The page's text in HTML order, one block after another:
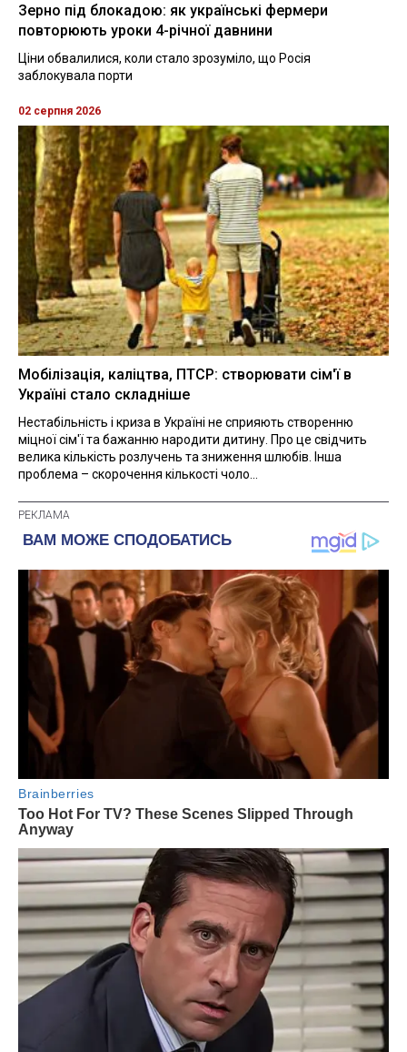
Зерно під блокадою: як українські фермери
повторюють уроки 4-річної давнини
Ціни обвалилися, коли стало зрозуміло, що Росія
заблокувала порти
02 серпня 2026
Мобілізація, каліцтва, ПТСР: створювати сім'ї в
Україні стало складніше
Нестабільність і криза в Україні не сприяють створенню
міцної сім'ї та бажанню народити дитину. Про це свідчить
велика кількість розлучень та зниження шлюбів. Інша
проблема – скорочення кількості чоло...